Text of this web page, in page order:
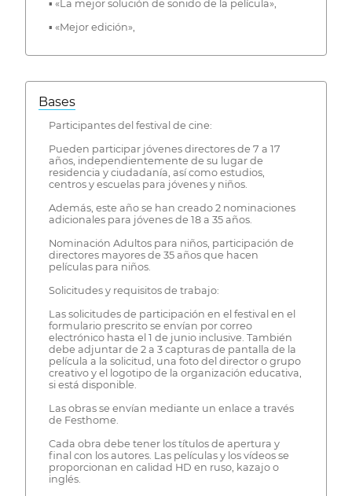
▪ «La mejor solución de sonido de la película»,
▪ «Mejor edición»,
Bases
Participantes del festival de cine:
Pueden participar jóvenes directores de 7 a 17
años, independientemente de su lugar de
residencia y ciudadanía, así como estudios,
centros y escuelas para jóvenes y niños.
Además, este año se han creado 2 nominaciones
adicionales para jóvenes de 18 a 35 años.
Nominación Adultos para niños, participación de
directores mayores de 35 años que hacen
películas para niños.
Solicitudes y requisitos de trabajo:
Las solicitudes de participación en el festival en el
formulario prescrito se envían por correo
electrónico hasta el 1 de junio inclusive. También
debe adjuntar de 2 a 3 capturas de pantalla de la
película a la solicitud, una foto del director o grupo
creativo y el logotipo de la organización educativa,
si está disponible.
Las obras se envían mediante un enlace a través
de Festhome.
Cada obra debe tener los títulos de apertura y
final con los autores. Las películas y los vídeos se
proporcionan en calidad HD en ruso, kazajo o
inglés.